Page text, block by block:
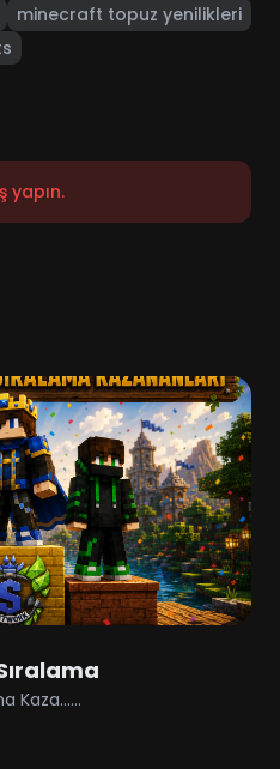
minecraft topuz yenilikleri
yapın.
Kaza......